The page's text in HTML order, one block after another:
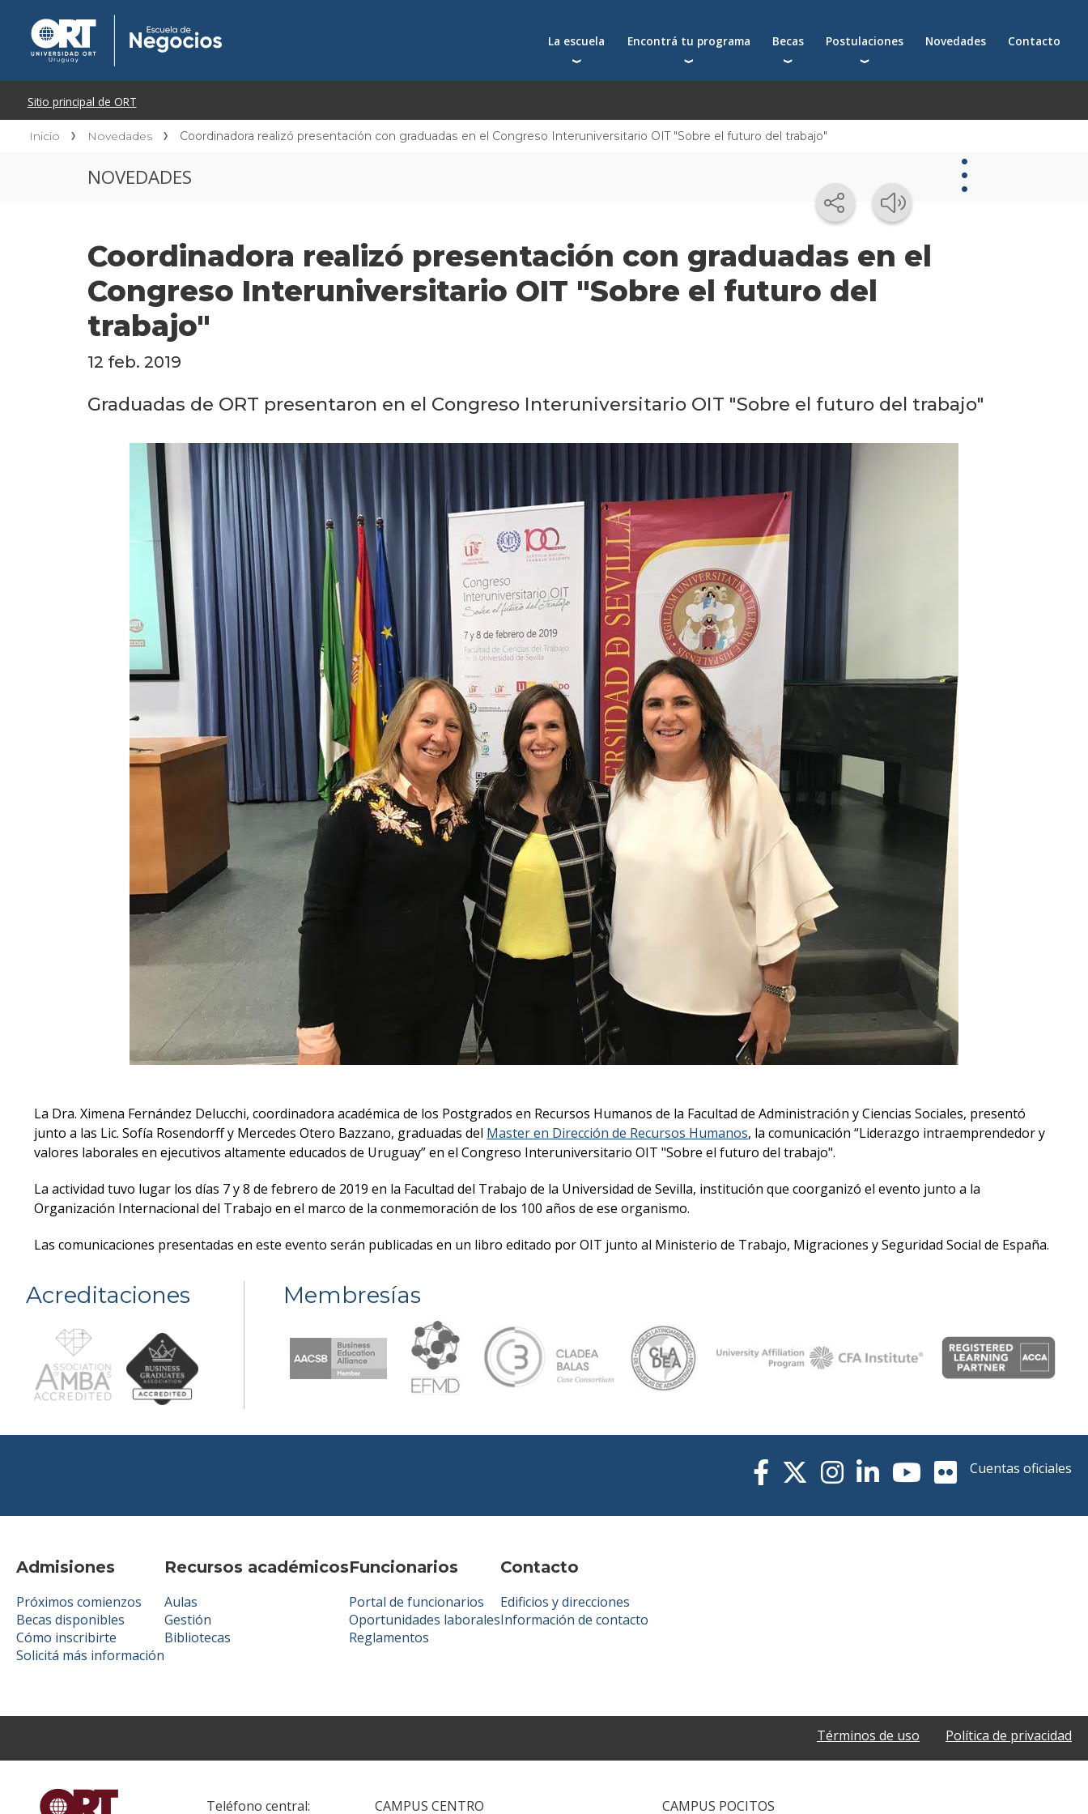
La escuela
Qué nos distingue
Autoridades
Centros y cátedras
Conferencias en YouTube
La facultad
Encontrá tu programa
Postgrados
Seminarios
Becas
Becas para postgrados
Postulaciones
Cómo postularte a un postgrado
Solicitá más información
Novedades Contacto
Inicio Novedades Coordinadora realizó presentación con graduadas en el Congreso Interuniversitario OIT "Sobre el futuro del trabajo"
NOVEDADES
Coordinadora realizó presentación con graduadas en el
Congreso Interuniversitario OIT "Sobre el futuro del
trabajo"
Próximos
12 feb. 2019
Graduadas de ORT presentaron en el Congreso Interuniversitario OIT "Sobre el futuro del trabajo"
La Dra. Ximena Fernández Delucchi, coordinadora académica de los Postgrados en Recursos Humanos de la Facultad de Administración y Ciencias Sociales, presentó
junto a las Lic. Sofía Rosendorff y Mercedes Otero Bazzano, graduadas del Master en Dirección de Recursos Humanos, la comunicación “Liderazgo intraemprendedor y
valores laborales en ejecutivos altamente educados de Uruguay” en el Congreso Interuniversitario OIT "Sobre el futuro del trabajo".
La actividad tuvo lugar los días 7 y 8 de febrero de 2019 en la Facultad del Trabajo de la Universidad de Sevilla, institución que coorganizó el evento junto a la
Organización Internacional del Trabajo en el marco de la conmemoración de los 100 años de ese organismo.
Las comunicaciones presentadas en este evento serán publicadas en un libro editado por OIT junto al Ministerio de Trabajo, Migraciones y Seguridad Social de España.
Acreditaciones Membresías
Admisiones
Próximos comienzos
Becas disponibles
Cómo inscribirte
Solicitá más información
Recursos académicos
Aulas
Gestión
Bibliotecas
Funcionarios
Portal de funcionarios
Oportunidades laborales
Reglamentos
Contacto
Edificios y direcciones
Información de contacto
Cuentas oficiales
Términos de uso Política de privacidad
Teléfono central: CAMPUS CENTRO CAMPUS POCITOS